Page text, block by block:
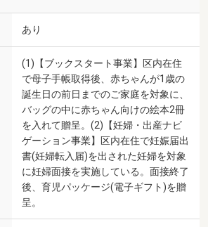
あり
(1)【ブックスタート事業】区内在住
で母子手帳取得後、赤ちゃんが1歳の
誕生日の前日までのご家庭を対象に、
バッグの中に赤ちゃん向けの絵本2冊
を入れて贈呈。(2)【妊婦・出産ナビ
ゲーション事業】区内在住で妊娠届出
書(妊婦転入届)を出された妊婦を対象
に妊婦面接を実施している。面接終了
後、育児パッケージ(電子ギフト)を贈
呈。